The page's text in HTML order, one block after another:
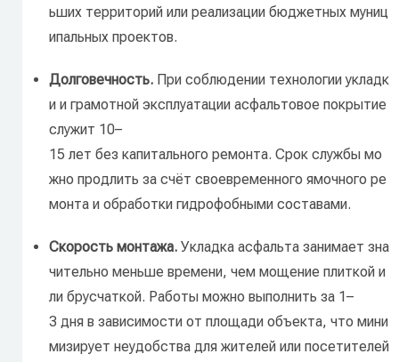
ьших территорий или реализации бюджетных муниц
ипальных проектов.
Долговечность. При соблюдении технологииукладк
и и грамотной эксплуатации асфальтовое покрытие
служит 10–
15 лет без капитального ремонта. Срок службы мо
жно продлить за счёт своевременного ямочного ре
монта и обработки гидрофобными составами.
Скорость монтажа. Укладка асфальта занимает зна
чительно меньше времени, чем мощение плиткой и
ли брусчаткой. Работы можно выполнить за 1–
3 дня в зависимости от площади объекта, что мини
мизирует неудобства для жителей или посетителей